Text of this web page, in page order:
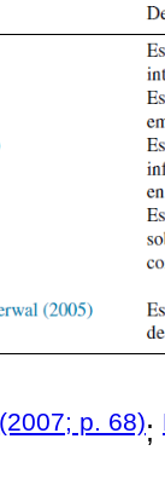
p. 68);